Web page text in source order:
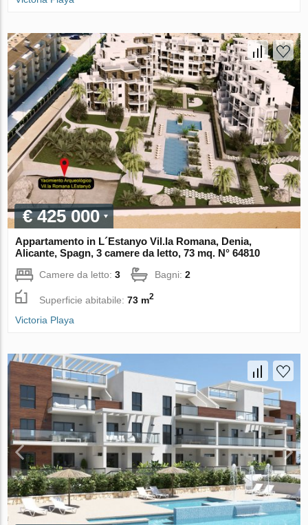
€ 425 000
Appartamento in L´Estanyo Vil.la Romana, Denia,
Alicante, Spagn, 3 camere da letto, 73 mq. N° 64810
Camere da letto:3 Bagni:2
Superficie abitabile:73 m2
Victoria Playa